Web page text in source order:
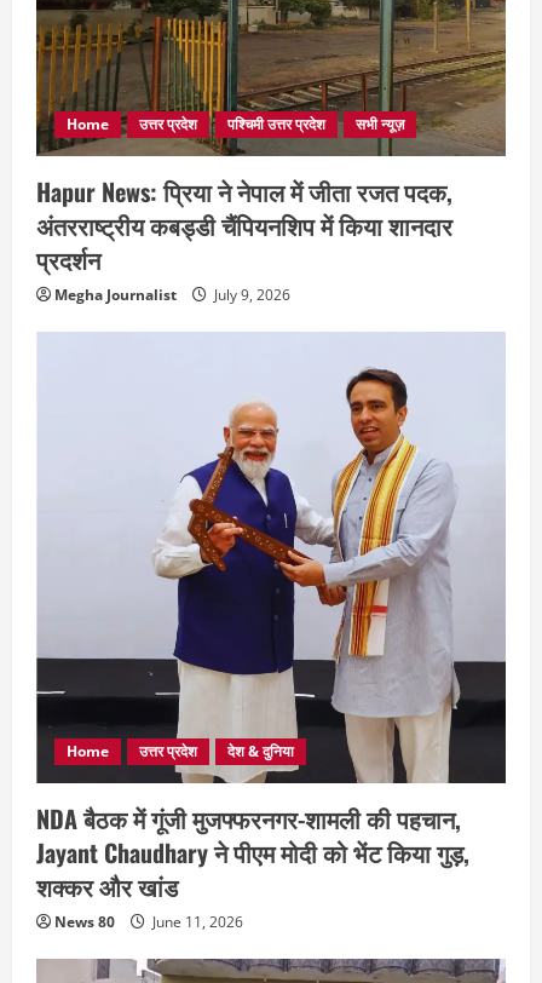
Home उत्तर प्रदेश पश्चिमी उत्तर प्रदेश सभी न्यूज़
Hapur News: प्रिया ने नेपाल में जीता रजत पदक,
अंतरराष्ट्रीय कबड्डी चैंपियनशिप में किया शानदार
प्रदर्शन
Megha Journalist July 9, 2026
Home उत्तर प्रदेश देश & दुनिया
NDA बैठक में गूंजी मुजफ्फरनगर-शामली की पहचान,
Jayant Chaudhary ने पीएम मोदी को भेंट किया गुड़,
शक्कर और खांड
News 80 June 11, 2026